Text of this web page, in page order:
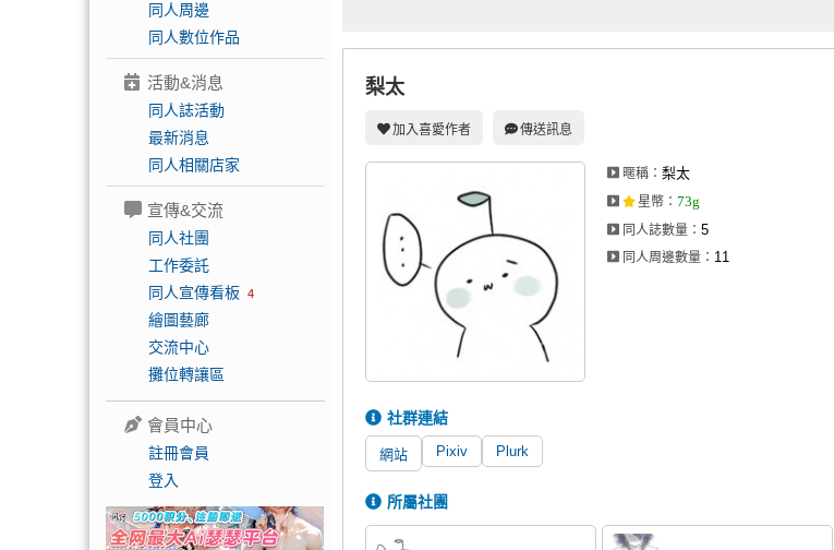
同人周邊
同人數位作品
活動&消息
同人誌活動
最新消息
同人相關店家
宣傳&交流
同人社團
工作委託
同人宣傳看板 4
繪圖藝廊
交流中心
攤位轉讓區
會員中心
註冊會員
登入
梨太
加入喜愛作者 傳送訊息
暱稱： 梨太
星幣 ： 73g
同人誌數量： 5
同人周邊數量： 11
社群連結
網站 Pixiv Plurk
所屬社團